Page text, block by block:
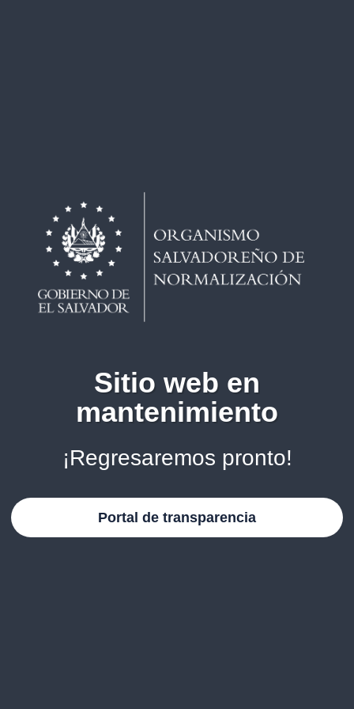
Sitio web en
mantenimiento
¡Regresaremos pronto!
Portal de transparencia